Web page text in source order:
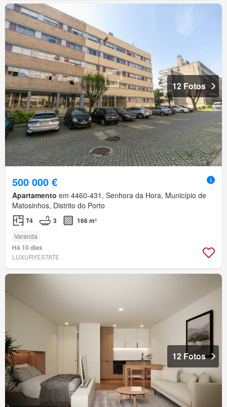
12 Fotos
500 000 €
Apartamento em 4460-431, Senhora da Hora, Município de
Matosinhos, Distrito do Porto
T4 3 166 m²
Varanda
Há 10 dias
LUXURYESTATE
12 Fotos